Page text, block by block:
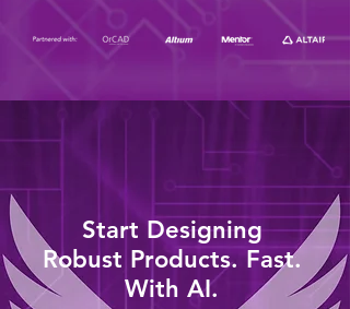
Start Designing
Robust Products. Fast.
With AI.